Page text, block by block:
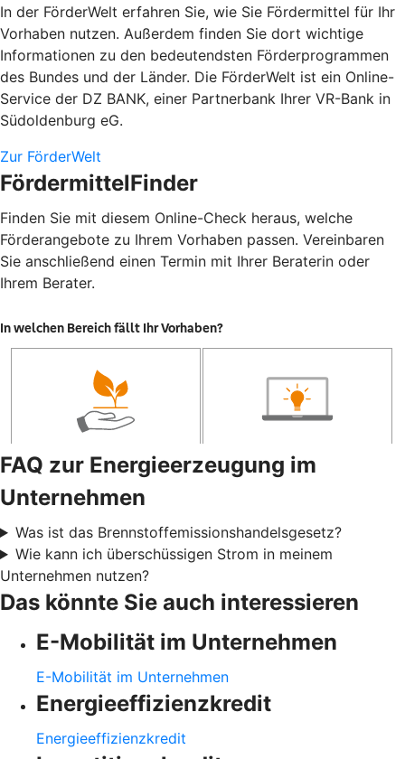
In der FörderWelt erfahren Sie, wie Sie Fördermittel für Ihr
Vorhaben nutzen. Außerdem finden Sie dort wichtige
Informationen zu den bedeutendsten Förderprogrammen
des Bundes und der Länder. Die FörderWelt ist ein Online-
Service der DZ BANK, einer Partnerbank Ihrer VR-Bank in
Südoldenburg eG.
Zur FörderWelt
FördermittelFinder
Finden Sie mit diesem Online-Check heraus, welche
Förderangebote zu Ihrem Vorhaben passen. Vereinbaren
Sie anschließend einen Termin mit Ihrer Beraterin oder
Ihrem Berater.
FAQ zur Energieerzeugung im
Unternehmen
Was ist das Brennstoffemissionshandelsgesetz?
Wie kann ich überschüssigen Strom in meinem
Unternehmen nutzen?
Das könnte Sie auch interessieren
E-Mobilität im Unternehmen
E-Mobilität im Unternehmen
Energieeffizienzkredit
Energieeffizienzkredit